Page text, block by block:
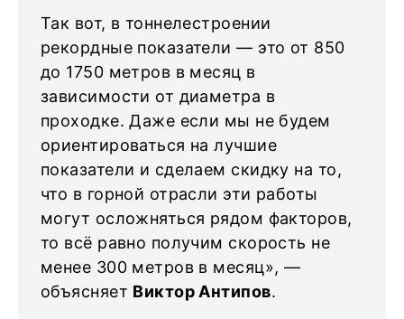
Так вот, в тоннелестроении
рекордные показатели — это от 850
до 1750 метров в месяц в
зависимости от диаметра в
проходке. Даже если мы не будем
ориентироваться на лучшие
показатели и сделаем скидку на то,
что в горной отрасли эти работы
могут осложняться рядом факторов,
то всё равно получим скорость не
менее 300 метров в месяц», —
объясняет Виктор Антипов.